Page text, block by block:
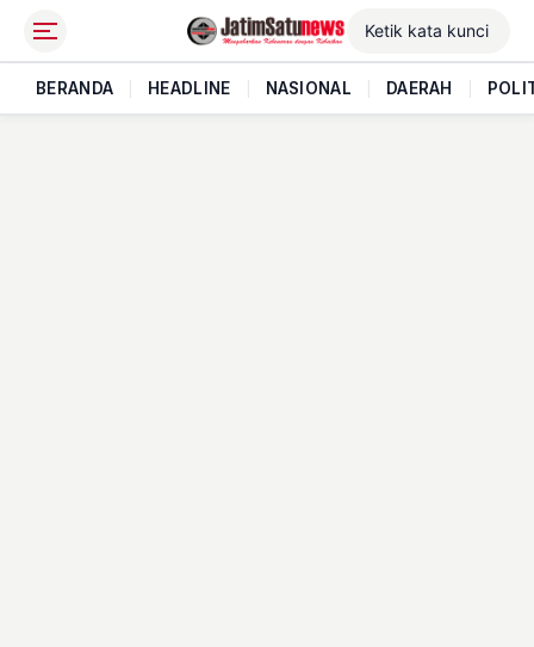
BERANDA HEADLINE NASIONAL DAERAH